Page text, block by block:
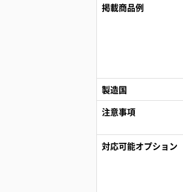
掲載商品例
製造国
注意事項
対応可能オプション